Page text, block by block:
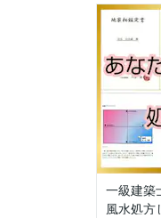
一級建築
風水処方